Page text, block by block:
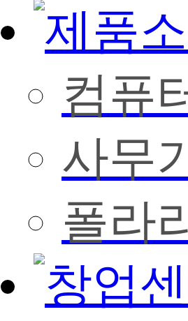
컴퓨
사무
폴라